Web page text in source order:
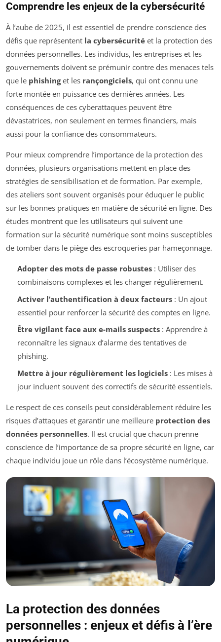
Comprendre les enjeux de la cybersécurité
À l’aube de 2025, il est essentiel de prendre conscience des
défis que représentent la cybersécurité et la protection des
données personnelles. Les individus, les entreprises et les
gouvernements doivent se prémunir contre des menaces tels
que le phishinget les rançongiciels, qui ont connu une
forte montée en puissance ces dernières années. Les
conséquences de ces cyberattaques peuvent être
dévastatrices, non seulement en termes financiers, mais
aussi pour la confiance des consommateurs.
Pour mieux comprendre l’importance de la protection des
données, plusieurs organisations mettent en place des
stratégies de sensibilisation et de formation. Par exemple,
des ateliers sont souvent organisés pour éduquer le public
sur les bonnes pratiques en matière de sécurité en ligne. Des
études montrent que les utilisateurs qui suivent une
formation sur la sécurité numérique sont moins susceptibles
de tomber dans le piège des escroqueries par hameçonnage.
Adopter des mots de passe robustes: Utiliser des
combinaisons complexes et les changer régulièrement.
Activer l’authentification à deux facteurs: Un ajout
essentiel pour renforcer la sécurité des comptes en ligne.
Être vigilant face aux e-mails suspects: Apprendre à
reconnaître les signaux d’alarme des tentatives de
phishing.
Mettre à jour régulièrement les logiciels: Les mises à
jour incluent souvent des correctifs de sécurité essentiels.
Le respect de ces conseils peut considérablement réduire les
risques d’attaques et garantir une meilleure protection des
données personnelles. Il est crucial que chacun prenne
conscience de l’importance de sa propre sécurité en ligne, car
chaque individu joue un rôle dans l’écosystème numérique.
La protection des données
personnelles : enjeux et défis à l’ère